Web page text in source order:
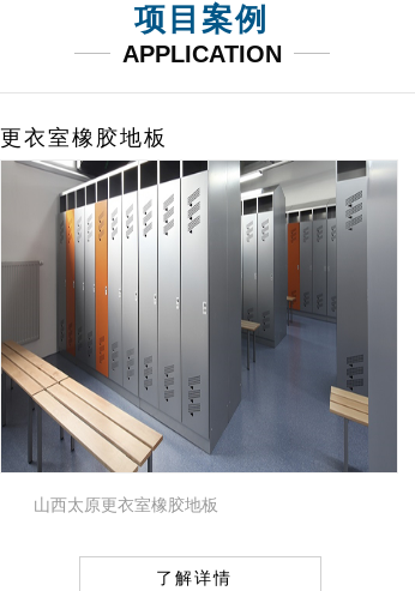
项目案例
APPLICATION
更衣室橡胶地板
山西太原更衣室橡胶地板
了解详情